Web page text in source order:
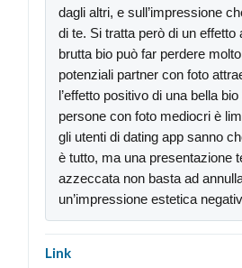
dagli altri, e sull’impressione
di te. Si tratta però di un
brutta bio può far perdere
potenziali partner con foto
l’effetto positivo di una bella
persone con foto mediocri è
gli utenti di dating app sanno
è tutto, ma una presentazione
azzeccata non basta ad
un’impressione estetica
Link